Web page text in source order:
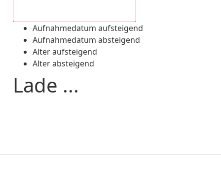
Aufnahmedatum aufsteigend
Aufnahmedatum absteigend
Alter aufsteigend
Alter absteigend
Lade ...